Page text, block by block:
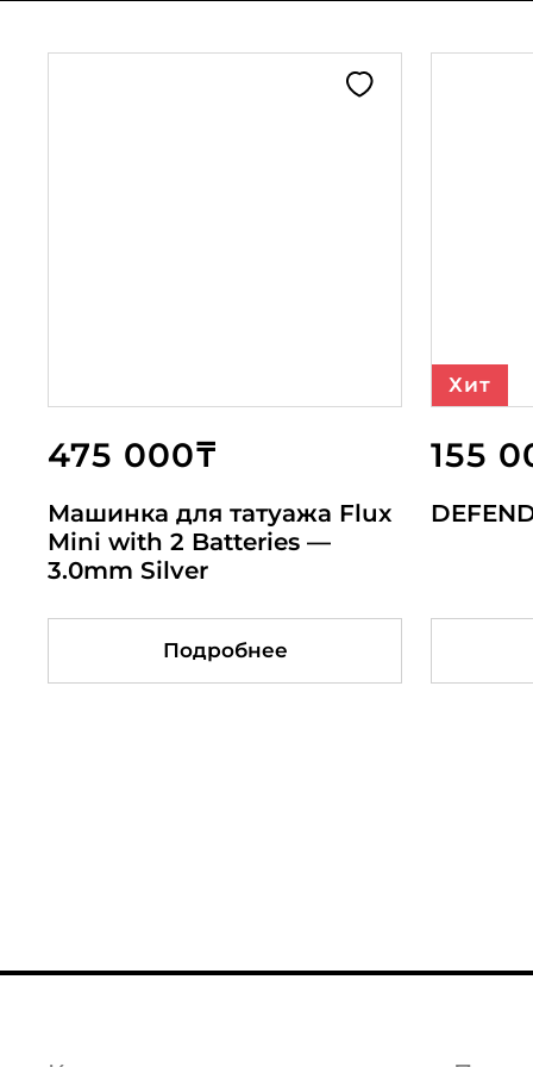
475 000₸
Машинка для татуажа Flux
Mini with 2 Batteries —
3.0mm Silver
Подробнее
136 000₸
Cheyenne Spirit Orange
Подробнее
400 000₸
Машинка для татуажа Flux
Mini — 3.0mm Champagne
gold
Подробнее
Хит
155155